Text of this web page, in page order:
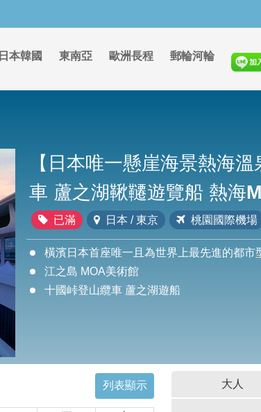
日本韓國 東南亞 歐洲長程 郵輪河輪
【日本唯一懸崖海景熱海
車 蘆之湖鞦韆遊覽船 熱海
已滿 日本 / 東京 桃園國際機場
橫濱日本首座唯一且為世界上最先進的都市
江之島 MOA美術館
十國峠登山纜車 蘆之湖遊船
列表顯示 大人